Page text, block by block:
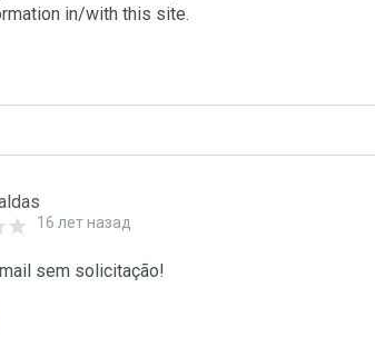
in/with this site.
16 лет назад
sem solicitação!